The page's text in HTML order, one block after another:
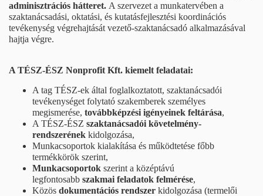
adminisztrációs hátteret. A szervezet a munkatervében a
szaktanácsadási, oktatási, és kutatásfejlesztési koordinációs
tevékenység végrehajtását vezető-szaktanácsadó alkalmazásával
hajtja végre.
A TÉSZ-ÉSZ Nonprofit Kft. kiemelt feladatai:
A tag TÉSZ-ek által foglalkoztatott, szaktanácsadói
tevékenységet folytató szakemberek személyes
megismerése, továbbképzési igényeinek feltárása,
A TÉSZ-ÉSZ szaktanácsadói követelmény-
rendszerének kidolgozása,
Munkacsoportok kialakítása és működtetése főbb
termékkörök szerint,
Munkacsoportok szerint a középtávú
legfontosabb szakmai feladatok felmérése,
Közös dokumentációs rendszer kidolgozása (termelői